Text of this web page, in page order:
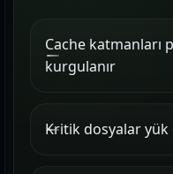
Cache katmanları
kurgulanır
Kritik dosyalar yük